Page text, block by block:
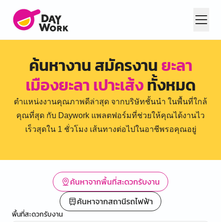
ค้นหางาน สมัครงานยะลา
เมืองยะลา เปาะเส้งทั้งหมด
ตำแหน่งงานคุณภาพดีล่าสุด จากบริษัทชั้นนำ ในพื้นที่ใกล้
คุณที่สุด กับ Daywork แพลตฟอร์มที่ช่วยให้คุณได้งานไว
เร็วสุดใน 1 ชั่วโมง เส้นทางต่อไปในอาชีพรอคุณอยู่
ค้นหาจากพื้นที่สะดวกรับงาน
ค้นหาจากสถานีรถไฟฟ้า
พื้นที่สะดวกรับงาน